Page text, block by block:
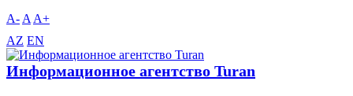
A- A A+
AZ EN
Информационное агентство Turan